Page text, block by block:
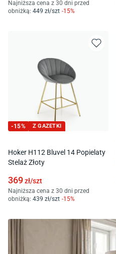
Najniższa cena z 30 dni przed
obniżką: 449 zł/szt -15%
-15% Z GAZETKI
Hoker H112 Bluvel 14 Popielaty
Stelaż Złoty
369zł/szt
Najniższa cena z 30 dni przed
obniżką: 439 zł/szt -15%